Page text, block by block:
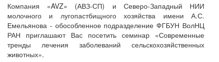
Компания «AVZ» (АВЗ-СП) и Северо-Западный НИИ
молочного и лугопастбищного хозяйства имени А.С.
Емельянова - обособленное подразделение ФГБУН ВолНЦ
РАН приглашают Вас посетить семинар «Современные
тренды лечения заболеваний сельскохозяйственных
животных».